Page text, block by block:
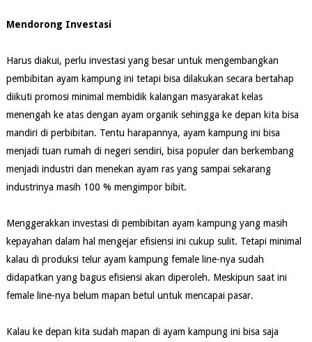
Mendorong Investasi
Harus diakui, perlu investasi yang besar untuk mengembangkan
pembibitan ayam kampung ini tetapi bisa dilakukan secara bertahap
diikuti promosi minimal membidik kalangan masyarakat kelas
menengah ke atas dengan ayam organik sehingga ke depan kita bisa
mandiri di perbibitan. Tentu harapannya, ayam kampung ini bisa
menjadi tuan rumah di negeri sendiri, bisa populer dan berkembang
menjadi industri dan menekan ayam ras yang sampai sekarang
industrinya masih 100 % mengimpor bibit.
Menggerakkan investasi di pembibitan ayam kampung yang masih
kepayahan dalam hal mengejar efisiensi ini cukup sulit. Tetapi minimal
kalau di produksi telur ayam kampung female line-nya sudah
didapatkan yang bagus efisiensi akan diperoleh. Meskipun saat ini
female line-nya belum mapan betul untuk mencapai pasar.
Kalau ke depan kita sudah mapan di ayam kampung ini bisa saja